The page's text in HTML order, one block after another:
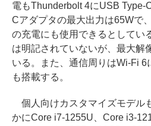
電もThunderbolt 4にUSB Type-
Cアダプタの最大出力は65Wで
の充電にも使用できるとしてい
は明記されていないが、最大解
いる。また、通信周りはWi-Fi 6
も搭載する。
個人向けカスタマイズモデル
かにCore i7-1255U、Core i3-